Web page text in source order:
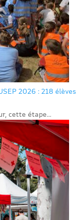
2026 : 218 élèves
cette étape...